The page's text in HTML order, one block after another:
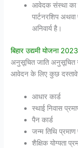
आवेदक संस्था का
पार्टनरशिप
अनिवार्य है।
बिहार उद्यमी योजना
अनुसूचित जाति अनुसूचित
आवेदन के लिए कुछ
आधार कार्ड
स्थाई निवास
पैन कार्ड
जन्म तिथि प्रमाण
शैक्षिक योग्यता